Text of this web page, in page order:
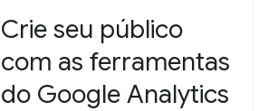
Crie seu público
com as ferramentas
do Google Analytics